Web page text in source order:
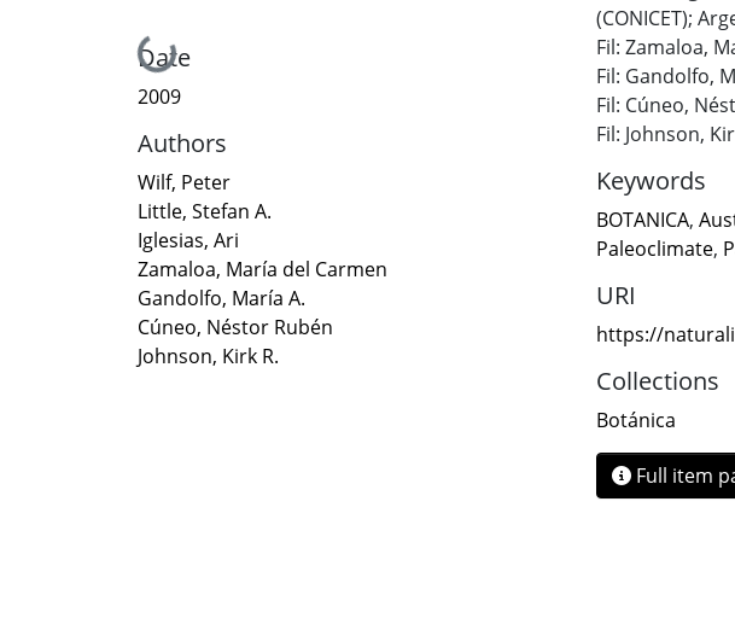
Loading...
Date
2009
Authors
Wilf, Peter
Little, Stefan A.
Iglesias, Ari
Zamaloa, María del Carmen
Gandolfo, María A.
Cúneo, Néstor Rubén
Johnson, Kirk R.
(CONICET);
Fil: Zamaloa,
Fil: Gandolfo,
Fil: Cúneo,
Fil: Johnson,
Keywords
BOTANICA,
Paleoclimate,
URI
https://
Collections
Botánica
Full item